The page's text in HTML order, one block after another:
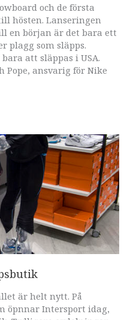
och de första
hösten. Lanseringen
en början är det bara ett
plagg som släpps.
att släppas i USA.
ansvarig för Nike
är helt nytt. På
öpnnar Intersport idag,